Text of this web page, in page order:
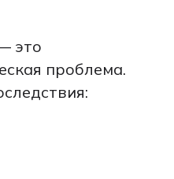
это
проблема.